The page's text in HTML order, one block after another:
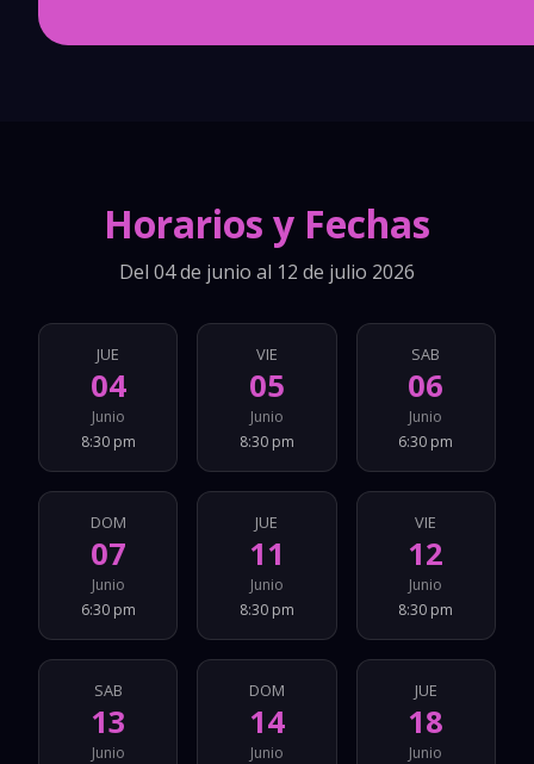
Horarios y Fechas
Del 04 de junio al 12 de julio 2026
JUE
04
Junio
8:30 pm
VIE
05
Junio
8:30 pm
SAB
06
Junio
6:30 pm
DOM
07
Junio
6:30 pm
JUE
11
Junio
8:30 pm
VIE
12
Junio
8:30 pm
SAB
13
Junio
DOM
14
Junio
JUE
18
Junio